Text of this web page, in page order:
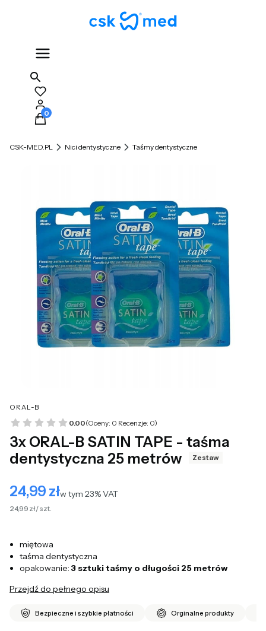
Produkty w koszyku: 0. Zobacz szczegóły
CSK-MED.PL Nici dentystyczne Taśmy dentystyczne
ORAL-B
0.00(Oceny: 0 Recenzje: 0)
3x ORAL-B SATIN TAPE - taśma
dentystyczna 25 metrów
Zestaw
Cena
24,99 złw tym 23% VAT
w tym 23%VAT
24,99 zł / szt.
miętowa
taśma dentystyczna
opakowanie: 3 sztuki taśmy o długości 25 metrów
Przejdź do pełnego opisu
Bezpieczne i szybkie płatności Orginalne produkty